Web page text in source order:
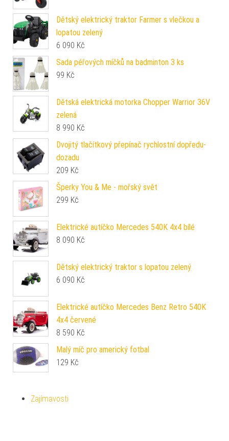
Dětský elektrický traktor Farmer s vlečkou a
lopatou zelený
6 090 Kč
Sada péřových míčků na badminton 3 ks
99 Kč
Dětská elektrická motorka Chopper Warrior 36V
zelená
8 990 Kč
Dvojitý tlačítkový přepínač rychlostní dopředu-
dozadu
209 Kč
Šperky You & Me - mořský svět
299 Kč
Elektrické autíčko Mercedes 540K 4x4 bílé
8 090 Kč
Dětský elektrický traktor s lopatou zelený
6 090 Kč
Elektrické autíčko Mercedes Benz Retro 540K
4x4 červené
8 590 Kč
Malý míč pro americký fotbal
129 Kč
Zajímavosti